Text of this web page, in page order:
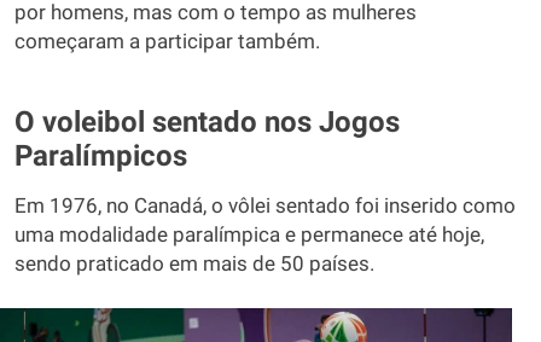
por homens, mas com o tempo as mulheres
começaram a participar também.
O voleibol sentado nos Jogos
Paralímpicos
Em 1976, no Canadá, o vôlei sentado foi inserido como
uma modalidade paralímpica e permanece até hoje,
sendo praticado em mais de 50 países.